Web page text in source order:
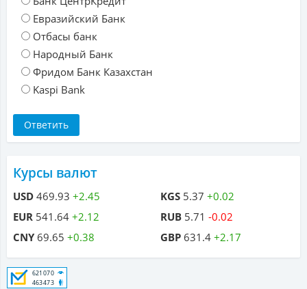
Евразийский Банк
Отбасы банк
Народный Банк
Фридом Банк Казахстан
Kaspi Bank
Курсы валют
USD 469.93 +2.45
EUR 541.64 +2.12
CNY69.65 +0.38
KGS 5.37 +0.02
RUB 5.71 -0.02
GBP 631.4 +2.17